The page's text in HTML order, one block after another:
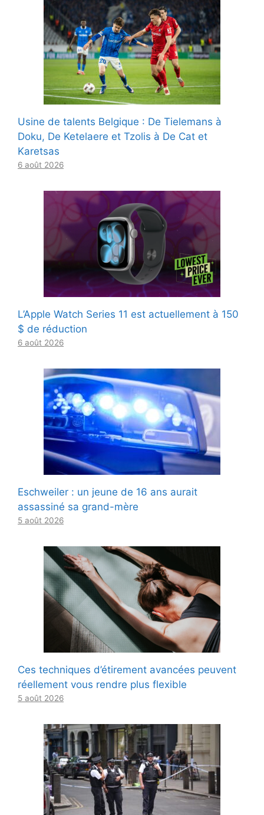
Usine de talents Belgique : De Tielemans à
Doku, De Ketelaere et Tzolis à De Cat et
Karetsas
6 août 2026
L’Apple Watch Series 11 est actuellement à 150
$ de réduction
6 août 2026
Eschweiler : un jeune de 16 ans aurait
assassiné sa grand-mère
5 août 2026
Ces techniques d’étirement avancées peuvent
réellement vous rendre plus flexible
5 août 2026